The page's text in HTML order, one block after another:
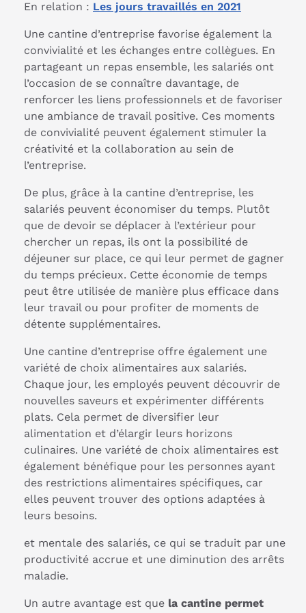
En relation : Les jours travaillés en 2021
Une cantine d’entreprise favorise également la
convivialité et les échanges entre collègues. En
partageant un repas ensemble, les salariés ont
l’occasion de se connaître davantage, de
renforcer les liens professionnels et de favoriser
une ambiance de travail positive. Ces moments
de convivialité peuvent également stimuler la
créativité et la collaboration au sein de
l’entreprise.
De plus, grâce à la cantine d’entreprise, les
salariés peuvent économiser du temps. Plutôt
que de devoir se déplacer à l’extérieur pour
chercher un repas, ils ont la possibilité de
déjeuner sur place, ce qui leur permet de gagner
du temps précieux. Cette économie de temps
peut être utilisée de manière plus efficace dans
leur travail ou pour profiter de moments de
détente supplémentaires.
Une cantine d’entreprise offre également une
variété de choix alimentaires aux salariés.
Chaque jour, les employés peuvent découvrir de
nouvelles saveurs et expérimenter différents
plats. Cela permet de diversifier leur
alimentation et d’élargir leurs horizons
culinaires. Une variété de choix alimentaires est
également bénéfique pour les personnes ayant
des restrictions alimentaires spécifiques, car
elles peuvent trouver des options adaptées à
leurs besoins.
et mentale des salariés, ce qui se traduit par une
productivité accrue et une diminution des arrêts
maladie.
Un autre avantage est que la cantine permet